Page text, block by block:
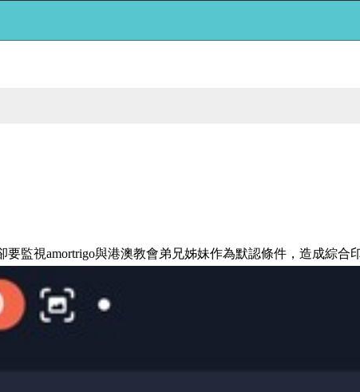
監視amortrigo與港澳教會弟兄姊妹作為默認條件，造成綜合